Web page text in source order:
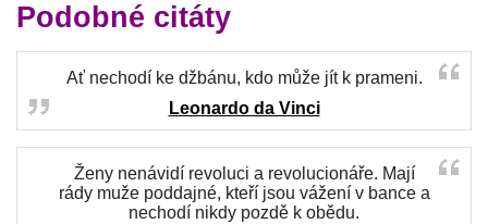
Podobné citáty
Ať nechodí ke džbánu, kdo může jít k prameni.
Leonardo da Vinci
Ženy nenávidí revoluci a revolucionáře. Mají
rády muže poddajné, kteří jsou vážení v bance a
nechodí nikdy pozdě k obědu.